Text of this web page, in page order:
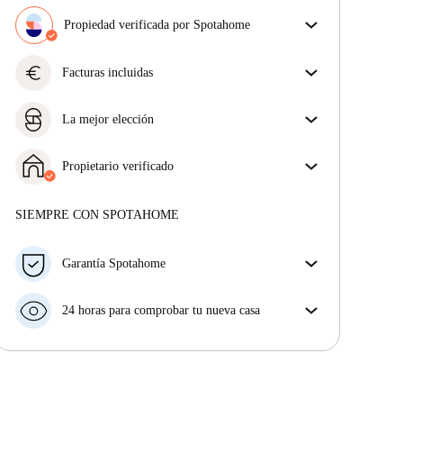
Propiedad verificada por Spotahome
obtienes exactamente lo que ves en el anuncio.
euro Facturas incluidas
facturas incluidas, que cubren alquiler y servicios
La mejor elección
fantásticos, disponibilidad y primera categoría.
Propietario verificado
Más sobre este arrendador
SIEMPRE CON SPOTAHOME
Garantía Spotahome
horas previas a la fecha de entrada, Spotahome A) te
el hotel hasta que encuentres nueva casa o B) te hará
24 horas para comprobar tu nueva casa